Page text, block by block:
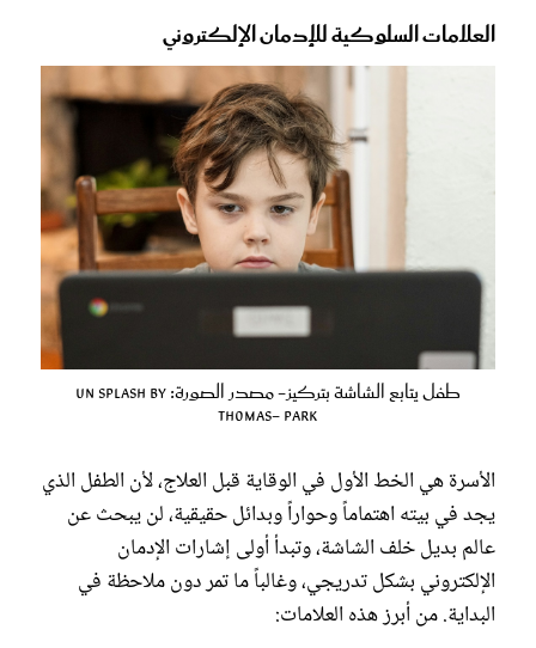
العلامات السلوكية للإدمان الإلكتروني
طفل يتابع الشاشة بتركيز- مصدر الصورة: un splash by
thomas- Park
الأسرة هي الخط الأول في الوقاية قبل العلاج، لأن الطفل الذي
يجد في بيته اهتماماً وحواراً وبدائل حقيقية، لن يبحث عن
عالم بديل خلف الشاشة، وتبدأ أولى إشارات الإدمان
الإلكتروني بشكل تدريجي، وغالباً ما تمر دون ملاحظة في
البداية. من أبرز هذه العلامات: